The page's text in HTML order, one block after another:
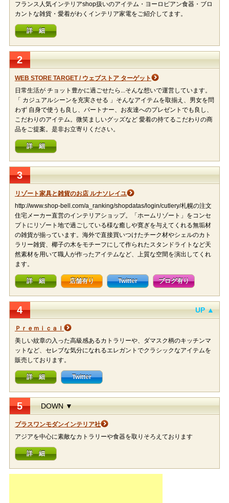
フランス人気インテリアshop扱いのアイテム・ヨーロピアン食器・ブロ
カントな雑貨・愛着がわくインテリア家電をご紹介してます。
詳 細
2
WEB STORE TARGET / ウェブストア ターゲット
日常生活が チョット豊かに過ごせたら...そんな想いで運営しています。
「 カジュアルシーンを充実させる 」そんなアイテムを取揃え、男女を問
わず 自身で使うも良し、パートナー、お友達へのプレゼントでも良し、
こだわりのアイテム。微笑ましいグッズなど 愛着の持てるこだわりの商
品をご提案。是非お立寄りください。
詳 細
3
リゾート家具と雑貨のお店 ルナソレイユ
http://www.shop-bell.com/a_ranking/shopdatas/login/cutlery/札幌の注文
住宅メーカー直営のインテリアショップ。「ホームリゾート」をコンセ
プトにリゾート地で過ごしている様な癒しや寛ぎを与えてくれる無垢材
の雑貨が揃っています。海外で直接買いつけたチーク材やシェルのカト
ラリー雑貨、椰子の木をモチーフにして作られたスタンドライトなど天
然素材を用いて職人が作ったアイテムなど、上質な空間を演出してくれ
ます。
詳 細 店舗有り Twitter ブログ有り
4 UP ▲
Ｐｒｅｍｉｃａｌ
美しい紋章の入った高級感あるカトラリーや、ダマスク柄のキッチンマ
ットなど、セレブな気分になれるエレガントでクラシックなアイテムを
販売しております。
詳 細 Twitter
5 DOWN ▼
プラスワンモダンインテリア社
アジアを中心に素敵なカトラリーや食器を取りそろえております
詳 細